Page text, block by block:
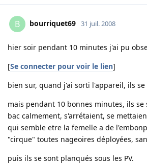
B bourriquet69 31 juil. 2008
hier soir pendant 10 minutes j'ai pu
[Se connecter pour voir le lien]
bien sur, quand j'ai sorti l'appareil, ils
mais pendant 10 bonnes minutes, ils se
bac calmement, s'arrétaient, se
qui semble etre la femelle a de
"cirque" toutes nageoires déployées,
puis ils se sont planqués sous les PV.